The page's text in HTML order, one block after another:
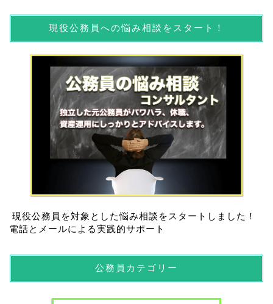
現役公務員への悩み相談をスタート！
現役公務員を対象とした悩み相談をスタートしました！
電話とメールによる実践的サポート
公務員カテゴリー